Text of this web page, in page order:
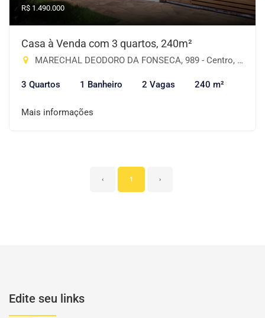
R$ 1.490.000
Casa à Venda com 3 quartos, 240m²
MARECHAL DEODORO DA FONSECA, 989 - Centro, Cruz Alta-RS
3 Quartos 1 Banheiro 2 Vagas 240 m²
Mais informações
‹ 1 ›
Edite seu links